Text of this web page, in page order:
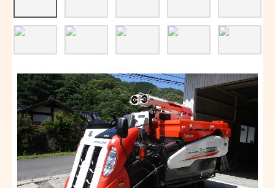
アフターサポート